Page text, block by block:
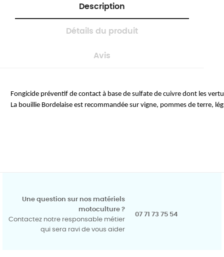
Description
Détails du produit
Avis
Fongicide préventif de contact à base de sulfate de cuivre dont les
La bouillie Bordelaise est recommandée sur vigne, pommes de terre,
Une question sur nos matériels
motoculture ?
Contactez notre responsable métier
qui sera ravi de vous aider
07 71 73 75 54